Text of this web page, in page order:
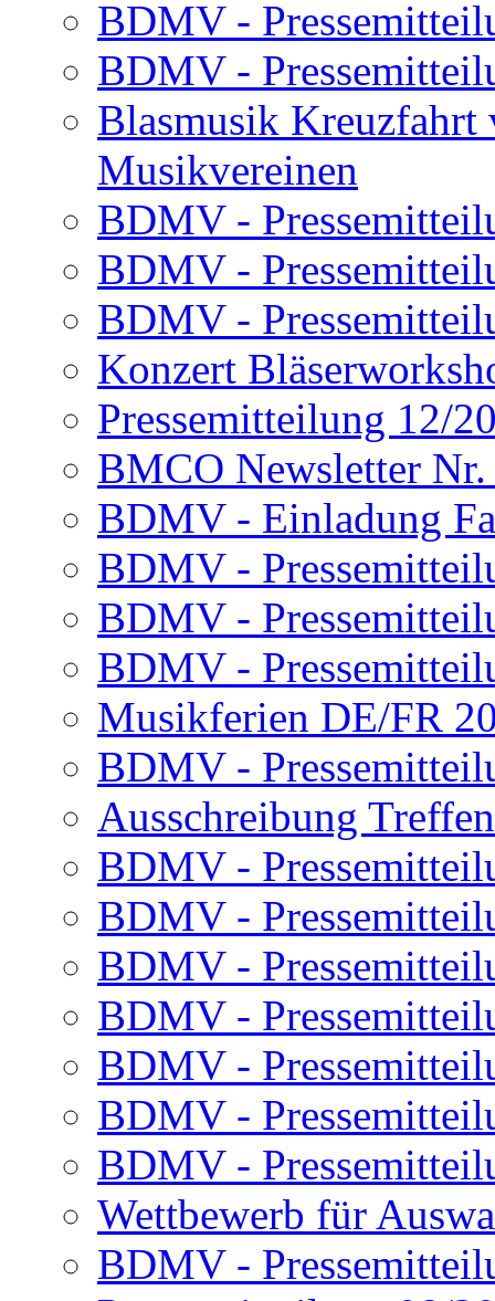
BDMV -
BDMV -
Blasmusik
Musikvereinen
BDMV -
BDMV -
BDMV -
Konzert
Pressemitteilung 12/
BMCO Newsletter
BDMV - Einladung
BDMV -
BDMV -
BDMV -
Musikferien DE/FR
BDMV -
Ausschreibung
BDMV -
BDMV -
BDMV -
BDMV -
BDMV -
BDMV -
BDMV -
Wettbewerb für
BDMV -